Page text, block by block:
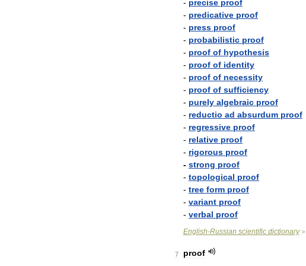
- precise proof
- predicative proof
- press proof
- probabilistic proof
- proof of hypothesis
- proof of identity
- proof of necessity
- proof of sufficiency
- purely algebraic proof
- reductio ad absurdum proof
- regressive proof
- relative proof
- rigorous proof
- strong proof
- topological proof
- tree form proof
- variant proof
- verbal proof
English-Russian scientific dictionary>
7
proof